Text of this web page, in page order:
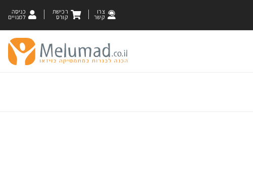
כניסה
למנויים
רכישת
קורס
צרו
קשר